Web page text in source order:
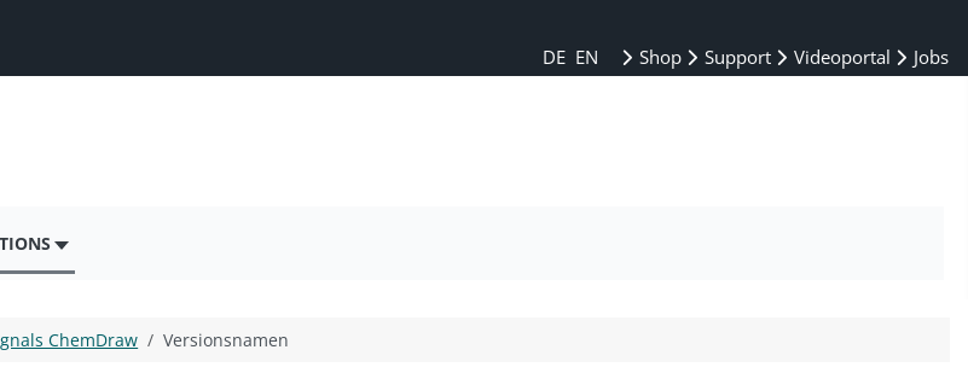
DE EN Shop Support Videoportal Jobs
ChemDraw Versionsnamen